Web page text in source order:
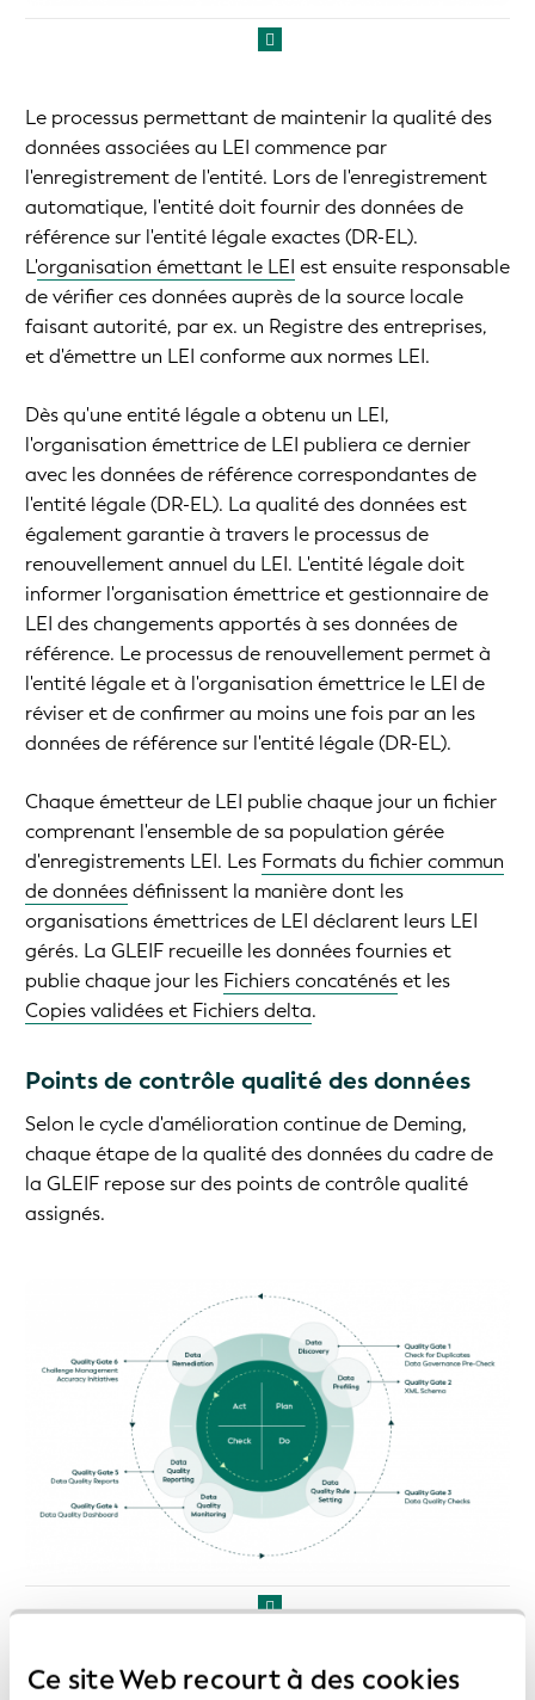
Ce site Web recourt à des cookies
Le processus permettant de maintenir la qualité des
données associées au LEI commence par
l'enregistrement de l'entité. Lors de l'enregistrement
automatique, l'entité doit fournir des données de
référence sur l'entité légale exactes (DR-EL).
L'organisation émettant le LEI est ensuite responsable
de vérifier ces données auprès de la source locale
faisant autorité, par ex. un Registre des entreprises,
et d'émettre un LEI conforme aux normes LEI.
Dès qu'une entité légale a obtenu un LEI,
l'organisation émettrice de LEI publiera ce dernier
avec les données de référence correspondantes de
l'entité légale (DR-EL). La qualité des données est
également garantie à travers le processus de
renouvellement annuel du LEI. L'entité légale doit
informer l'organisation émettrice et gestionnaire de
LEI des changements apportés à ses données de
référence. Le processus de renouvellement permet à
l'entité légale et à l'organisation émettrice le LEI de
réviser et de confirmer au moins une fois par an les
données de référence sur l'entité légale (DR-EL).
Chaque émetteur de LEI publie chaque jour un fichier
comprenant l'ensemble de sa population gérée
d'enregistrements LEI. Les Formats du fichier commun
de donnéesdéfinissent la manière dont les
organisations émettrices de LEI déclarent leurs LEI
gérés. La GLEIF recueille les données fournies et
publie chaque jour les Fichiers concaténéset les
Copies validées et Fichiers delta.
Points de contrôle qualité des données
Selon le cycle d'amélioration continue de Deming,
chaque étape de la qualité des données du cadre de
la GLEIF repose sur des points de contrôle qualité
assignés.
Avant la publication d'un ensemble d'enregistrements